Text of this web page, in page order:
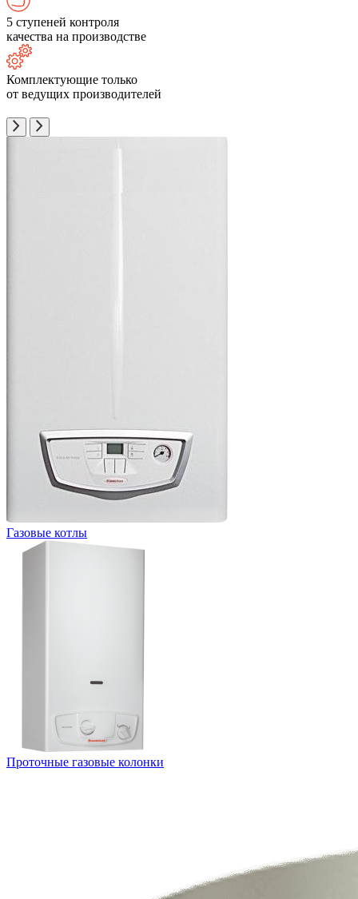
5 ступеней контроля
качества на производстве
Комплектующие только
от ведущих производителей
Газовые котлы
Проточные газовые колонки